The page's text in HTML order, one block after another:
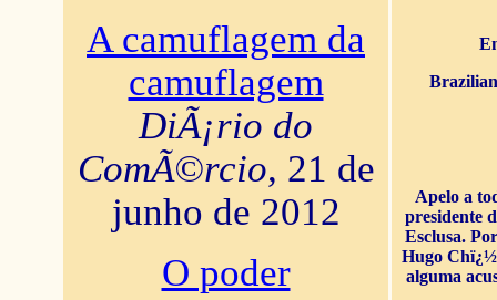
A camuflagem da
camuflagem
DiÃ¡rio do
ComÃ©rcio, 21 de
junho de 2012
O poder
Apelo a
presidente
Esclusa.
Hugo
alguma